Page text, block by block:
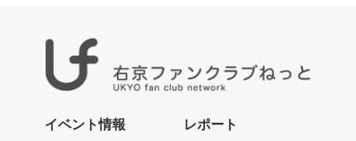
京
フ
イベント情報 レポート